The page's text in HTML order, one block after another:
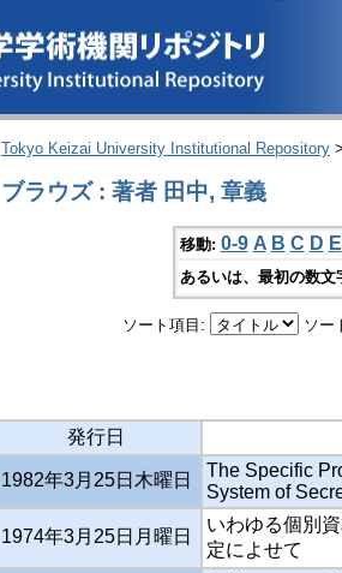
Tokyo Keizai University Institutional Repository
ブラウズ : 著者 田中, 章義
移動: 0-9 A B C D E
あるいは、最初の数
ソート項目: ソー
発行日
1982年3月25日木曜日
The Specific
System of
1974年3月25日月曜日
いわゆる個別
定によせて